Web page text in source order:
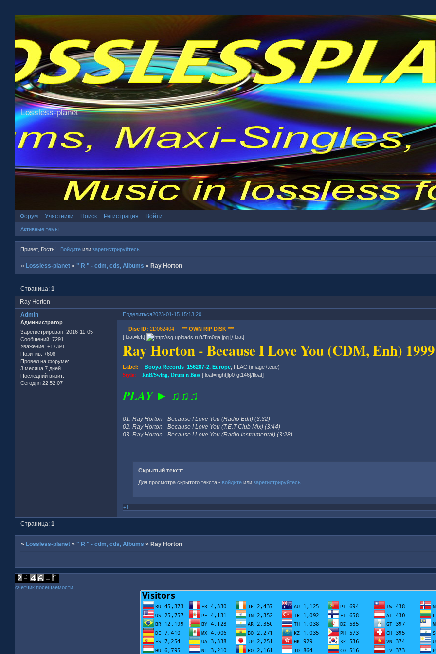
Lossless-planet
Форум Участники Поиск Регистрация Войти
Активные темы
Привет, Гость! Войдитеили зарегистрируйтесь.
» Lossless-planet » " R " - cdm, cds, Albums » Ray Horton
Ray Horton
Страница:1
Поделиться2023-01-15 15:13:20
Admin
Администратор
Зарегистрирован: 2016-11-05
Сообщений: 7291
Уважение: +17391
Позитив: +608
Провел на форуме:
3 месяца 7 дней
Последний визит:
Сегодня 22:52:07
Disc ID: 2D062404*** OWN RIP DISK ***
[float=left]
[/float]
Ray Horton - Because I Love You (CDM, Enh) 1999
Label: Booya Records 156287-2, Europe , FLAC (image+.cue)
Style:RnB/Swing, Drum n Bass[float=right]lp0-gt146[/float]
PLAY ► ♫♫♫
01. Ray Horton - Because I Love You (Radio Edit) (3:32)
02. Ray Horton - Because I Love You (T.E.T Club Mix) (3:44)
03. Ray Horton - Because I Love You (Radio Instrumental) (3:28)
Скрытый текст:
Для просмотра скрытого текста - войдитеили зарегистрируйтесь
+1
Страница:1
»Lossless-planet » " R " - cdm, cds, Albums »Ray Horton
счетчик посещаемости